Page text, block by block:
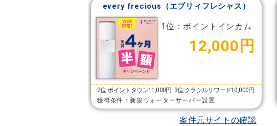
every frecious（エブリィフレシャス）
1位：ポイントインカム
12,000円
2位:ポイントタウン11,000円 3位:クラシルリワード10,000円
獲得条件：新規ウォーターサーバー設置
案件元サイトの確認